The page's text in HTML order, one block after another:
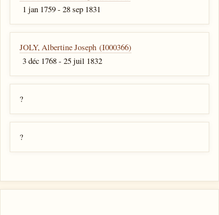
1 jan 1759 - 28 sep 1831
JOLY, Albertine Joseph (I000366)
3 déc 1768 - 25 juil 1832
?
?